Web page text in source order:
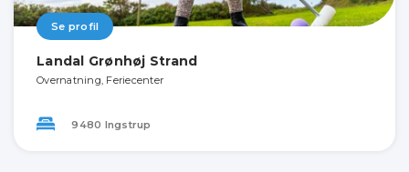
Se profil
Landal Grønhøj Strand
Overnatning, Feriecenter
9480 Ingstrup